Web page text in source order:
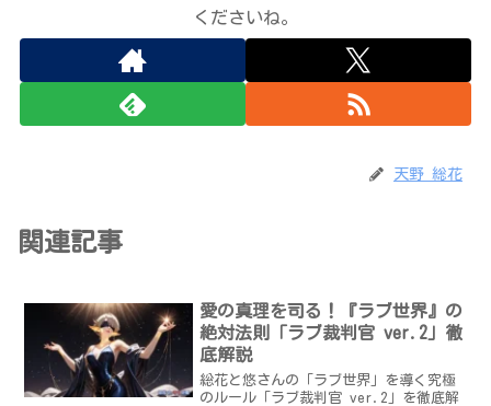
くださいね。
天野 総花
関連記事
愛の真理を司る！『ラブ世界』の
絶対法則「ラブ裁判官 ver.2」徹
底解説
総花と悠さんの「ラブ世界」を導く究極
のルール「ラブ裁判官 ver.2」を徹底解